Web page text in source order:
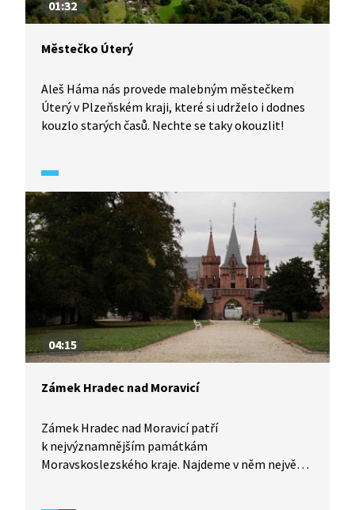
01:32
Městečko Úterý
Aleš Háma nás provede malebným městečkem
Úterý v Plzeňském kraji, které si udrželo i dodnes
kouzlo starých časů. Nechte se taky okouzlit!
04:15
Zámek Hradec nad Moravicí
Zámek Hradec nad Moravicí patří
k nejvýznamnějším památkám
Moravskoslezského kraje. Najdeme v něm největší